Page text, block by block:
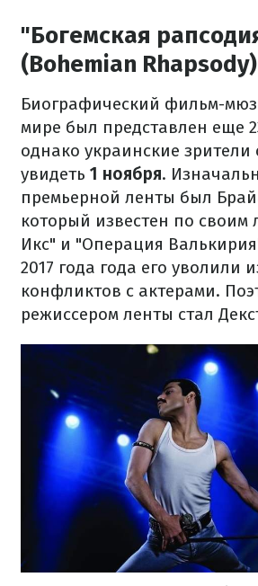
"Богемская
(Bohemian Rhapsody)
Биографический фильм-
мире был представлен еще
однако украинские зрители
увидеть 1 ноября.
премьерной ленты был
который известен по
Икс" и "Операция
2017 года года его уволили
конфликтов с актерами.
режиссером ленты стал